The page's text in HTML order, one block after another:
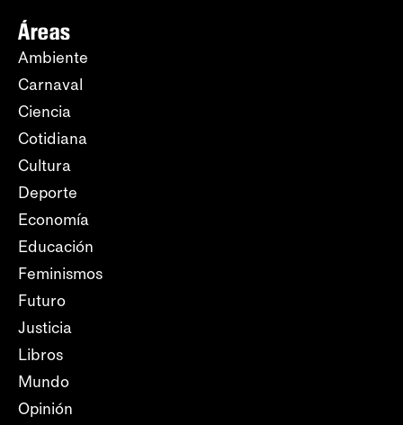
Áreas
Ambiente
Carnaval
Ciencia
Cotidiana
Cultura
Deporte
Economía
Educación
Feminismos
Futuro
Justicia
Libros
Mundo
Opinión